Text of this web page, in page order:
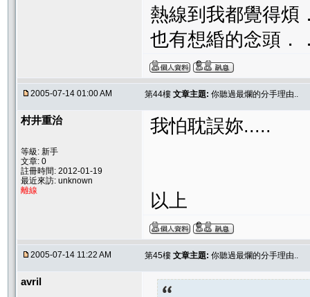
熱線到我都覺得煩
也有想緍的念頭．
2005-07-14 01:00 AM 第44樓 文章主題: 你聽過最爛的分手理由..
村井重治
等級: 新手
文章: 0
註冊時間: 2012-01-19
最近來訪: unknown
離線
我怕耽誤妳.....
以上
2005-07-14 11:22 AM 第45樓 文章主題: 你聽過最爛的分手理由..
avril